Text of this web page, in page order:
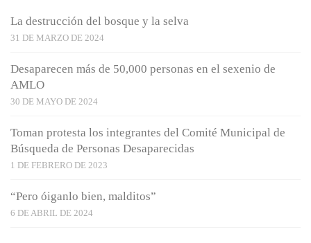
La destrucción del bosque y la selva
31 DE MARZO DE 2024
Desaparecen más de 50,000 personas en el sexenio de
AMLO
30 DE MAYO DE 2024
Toman protesta los integrantes del Comité Municipal de
Búsqueda de Personas Desaparecidas
1 DE FEBRERO DE 2023
“Pero óiganlo bien, malditos”
6 DE ABRIL DE 2024